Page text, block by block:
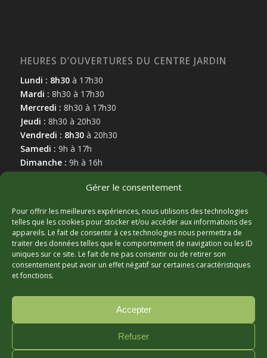
Gérer le consentement
Pour offrir les meilleures expériences, nous utilisons des technologies
telles que les cookies pour stocker et/ou accéder aux informations des
appareils. Le fait de consentir à ces technologies nous permettra de
traiter des données telles que le comportement de navigation ou les ID
uniques sur ce site. Le fait de ne pas consentir ou de retirer son
consentement peut avoir un effet négatif sur certaines caractéristiques
et fonctions.
Accepter
Refuser
HEURES D’OUVERTURES DU CENTRE JARDIN
Lundi : 8h30à 17h30
Mardi : 8h30 à 17h30
Mercredi : 8h30 à 17h30
Jeudi : 8h30 à 20h30
Vendredi : 8h30à 20h30
Samedi : 9h à 17h
Dimanche : 9h à 16h
MARCHAND AFFILIÉ
© Copyright - Hortibeauce, 2025 - Conception :Zonart